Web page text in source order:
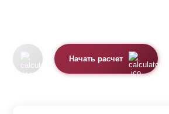
Почему именно жалюзи
Начать расчет